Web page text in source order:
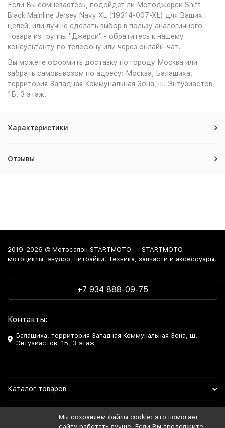
Если Вы сомневаетесь, подойдет ли Мотоджерси Shift
Black Mainline Jersey Navy XL (19314-007-XL) для Ваших
целей, или лучше сделать выбор в пользу аналогичного
товара из группы "Джерси" - обратитесь к нашему
консультанту по телефону или через онлайн-чат.
Вы можете оформить доставку по городу Москва или
забрать самовывозом по адресу: Москва, Балашиха,
территория Западная Коммунальная Зона, ш. Энтузиастов,
1Б, 3 этаж.
Характеристики
Отзывы
2019-2026 © Мотосалон STARTMOTO — STARTMOTO -
мотоциклы, энудро, питбайки. Техника, запчасти и аксессуары.
+7 934 888-09-75
Контакты:
Балашиха, территория Западная Коммунальная Зона, ш.
Энтузиастов, 1Б, 3 этаж
Каталог товаров
Мы сохраняем файлы cookie: это помогает